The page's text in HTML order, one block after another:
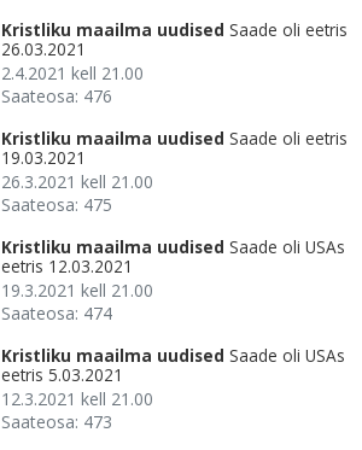
Kristliku maailma uudised Saade oli eetris
26.03.2021
2.4.2021 kell 21.00
Saateosa: 476
Kristliku maailma uudised Saade oli eetris
19.03.2021
26.3.2021 kell 21.00
Saateosa: 475
Kristliku maailma uudised Saade oli USAs
eetris 12.03.2021
19.3.2021 kell 21.00
Saateosa: 474
Kristliku maailma uudised Saade oli USAs
eetris 5.03.2021
12.3.2021 kell 21.00
Saateosa: 473